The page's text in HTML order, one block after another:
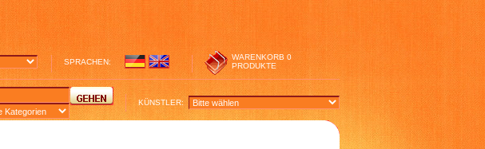
SPRACHEN:
WARENKORB 0
PRODUKTE
KÜNSTLER: